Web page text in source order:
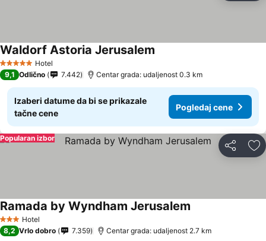
5 ZvezdiceHotel
Waldorf Astoria Jerusalem
9,1 Odlično 7.442 Centar grada: udaljenost 0.3 km
Izaberi datume da bi se prikazale
tačne cene
Pogledaj cene
Deli
Popularan izbor
3 Zvezdice
Hotel
Ramada by Wyndham Jerusalem
8,2 Vrlo dobro 7.359 Centar grada: udaljenost 2.7 km